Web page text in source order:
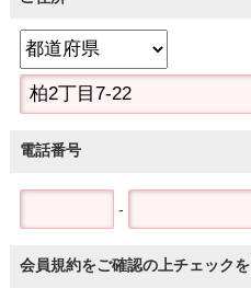
電話番号
-
会員規約をご確認の上チェック